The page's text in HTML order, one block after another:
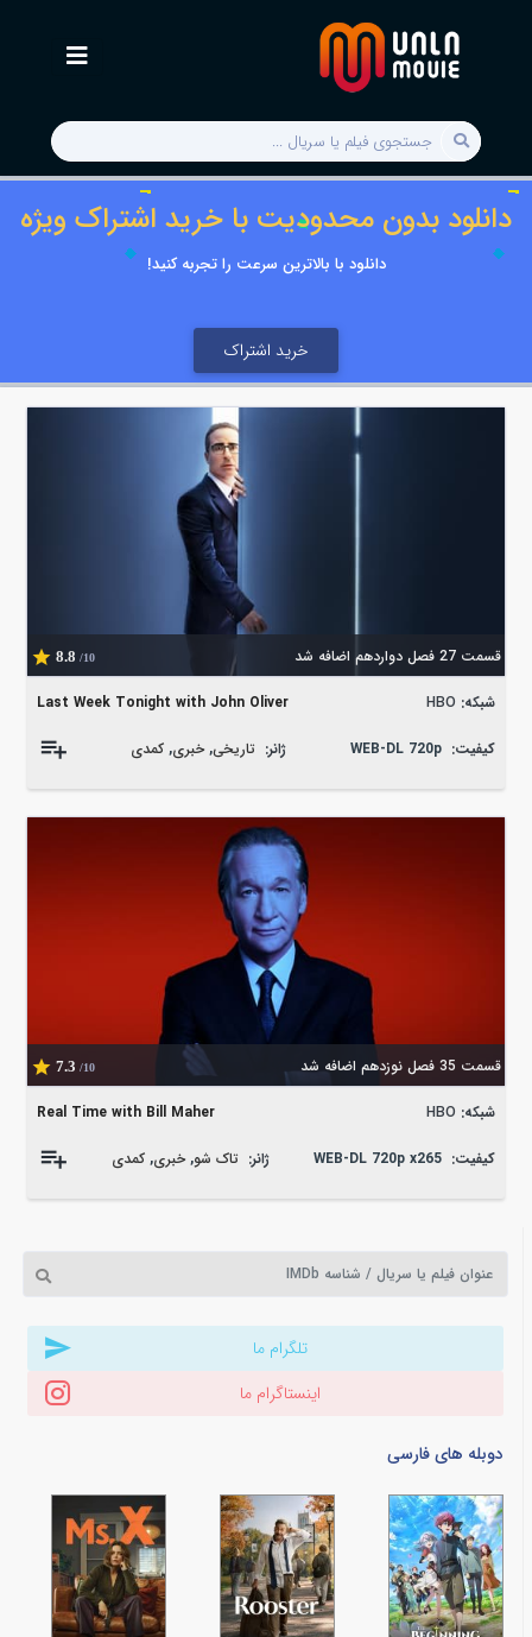
دانلود بدون محدودیت با خرید اشتراک ویژه
دانلود با بالاترین سرعت را تجربه کنید!
خرید اشتراک
قسمت 27 فصل دواردهم اضافه شد 8.8 /10
Last Week Tonight with John Oliver شبکه: HBO
کیفیت: WEB-DL 720p ژانر: تاریخی, خبری, کمدی
قسمت 35 فصل نوزدهم اضافه شد 7.3 /10
Real Time with Bill Maher شبکه: HBO
کیفیت: WEB-DL 720p x265 ژانر: تاک شو,خبری,کمدی
تلگرام ما
اینستاگرام ما
دوبله های فارسی